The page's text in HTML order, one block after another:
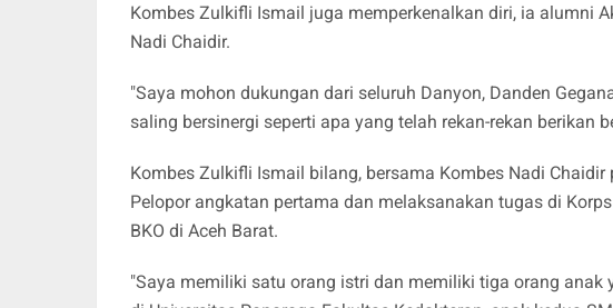
Kombes Zulkifli Ismail juga memperkenalkan diri, ia alumni
Nadi Chaidir.
"Saya mohon dukungan dari seluruh Danyon, Danden
saling bersinergi seperti apa yang telah rekan-rekan berikan
Kombes Zulkifli Ismail bilang, bersama Kombes Nadi
Pelopor angkatan pertama dan melaksanakan tugas di
BKO di Aceh Barat.
"Saya memiliki satu orang istri dan memiliki tiga orang anak